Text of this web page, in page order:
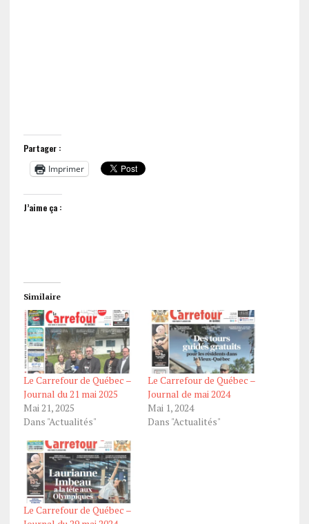
Partager :
Imprimer
J’aime ça :
Similaire
Le Carrefour de Québec –
Journal du 21 mai 2025
Mai 21, 2025
Dans "Actualités"
Le Carrefour de Québec –
Journal de mai 2024
Mai 1, 2024
Dans "Actualités"
Le Carrefour de Québec –